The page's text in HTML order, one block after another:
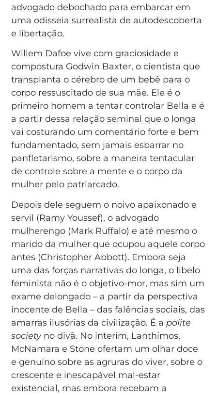
advogado debochado para embarcar em
uma odisseia surrealista de autodescoberta
e libertação.
Willem Dafoe vive com graciosidade e
compostura Godwin Baxter, o cientista que
transplanta o cérebro de um bebê para o
corpo ressuscitado de sua mãe. Ele é o
primeiro homem a tentar controlar Bella e é
a partir dessa relação seminal que o longa
vai costurando um comentário forte e bem
fundamentado, sem jamais esbarrar no
panfletarismo, sobre a maneira tentacular
de controle sobre a mente e o corpo da
mulher pelo patriarcado.
Depois dele seguem o noivo apaixonado e
servil (Ramy Youssef), o advogado
mulherengo (Mark Ruffalo) e até mesmo o
marido da mulher que ocupou aquele corpo
antes (Christopher Abbott). Embora seja
uma das forças narrativas do longa, o libelo
feminista não é o objetivo-mor, mas sim um
exame delongado – a partir da perspectiva
inocente de Bella – das falências sociais, das
amarras ilusórias da civilização. É a polite
societyno divã. No interim, Lanthimos,
McNamara e Stone ofertam um olhar doce
e genuíno sobre as agruras do viver, sobre o
crescente e inescapável mal-estar
existencial, mas embora recebam a